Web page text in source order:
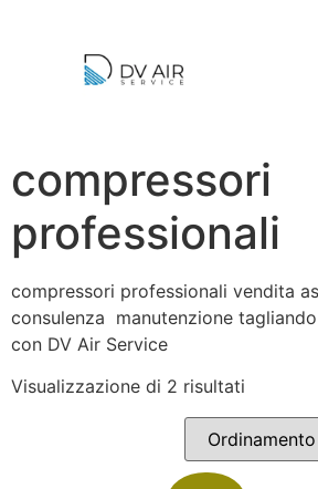
compressori
professionali
compressori professionali vendita
consulenza manutenzione
con DV Air Service
Visualizzazione di 2 risultati